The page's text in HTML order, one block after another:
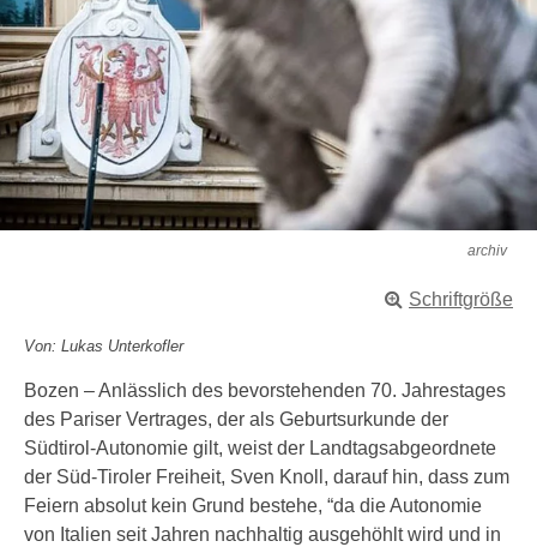
archiv
Schriftgröße
Von: Lukas Unterkofler
Bozen – Anlässlich des bevorstehenden 70. Jahrestages
des Pariser Vertrages, der als Geburtsurkunde der
Südtirol-Autonomie gilt, weist der Landtagsabgeordnete
der Süd-Tiroler Freiheit, Sven Knoll, darauf hin, dass zum
Feiern absolut kein Grund bestehe, “da die Autonomie
von Italien seit Jahren nachhaltig ausgehöhlt wird und in